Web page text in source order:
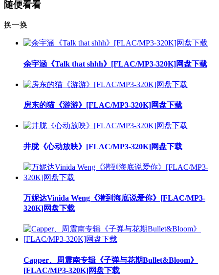
随便看看
换一换
余宇涵《Talk that shhh》[FLAC/MP3-320K]网盘下载
房东的猫《游游》[FLAC/MP3-320K]网盘下载
井胧《心动放映》[FLAC/MP3-320K]网盘下载
万妮达Vinida Weng《潜到海底说爱你》[FLAC/MP3-
320K]网盘下载
Capper、周震南专辑《子弹与花期Bullet&Bloom》
[FLAC/MP3-320K]网盘下载